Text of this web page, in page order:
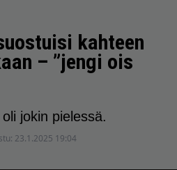
kahteen
– ”jengi ois
jokin pielessä.
23.1.2025 19:04